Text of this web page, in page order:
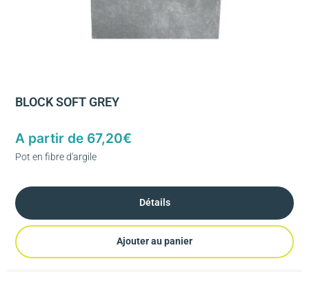
BLOCK SOFT GREY
A partir de 67,20€
Pot en fibre d'argile
Détails
Ajouter au panier